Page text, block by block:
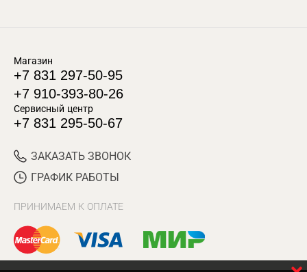
Магазин
+7 831 297-50-95
+7 910-393-80-26
Сервисный центр
+7 831 295-50-67
ЗАКАЗАТЬ ЗВОНОК
ГРАФИК РАБОТЫ
ПРИНИМАЕМ К ОПЛАТЕ